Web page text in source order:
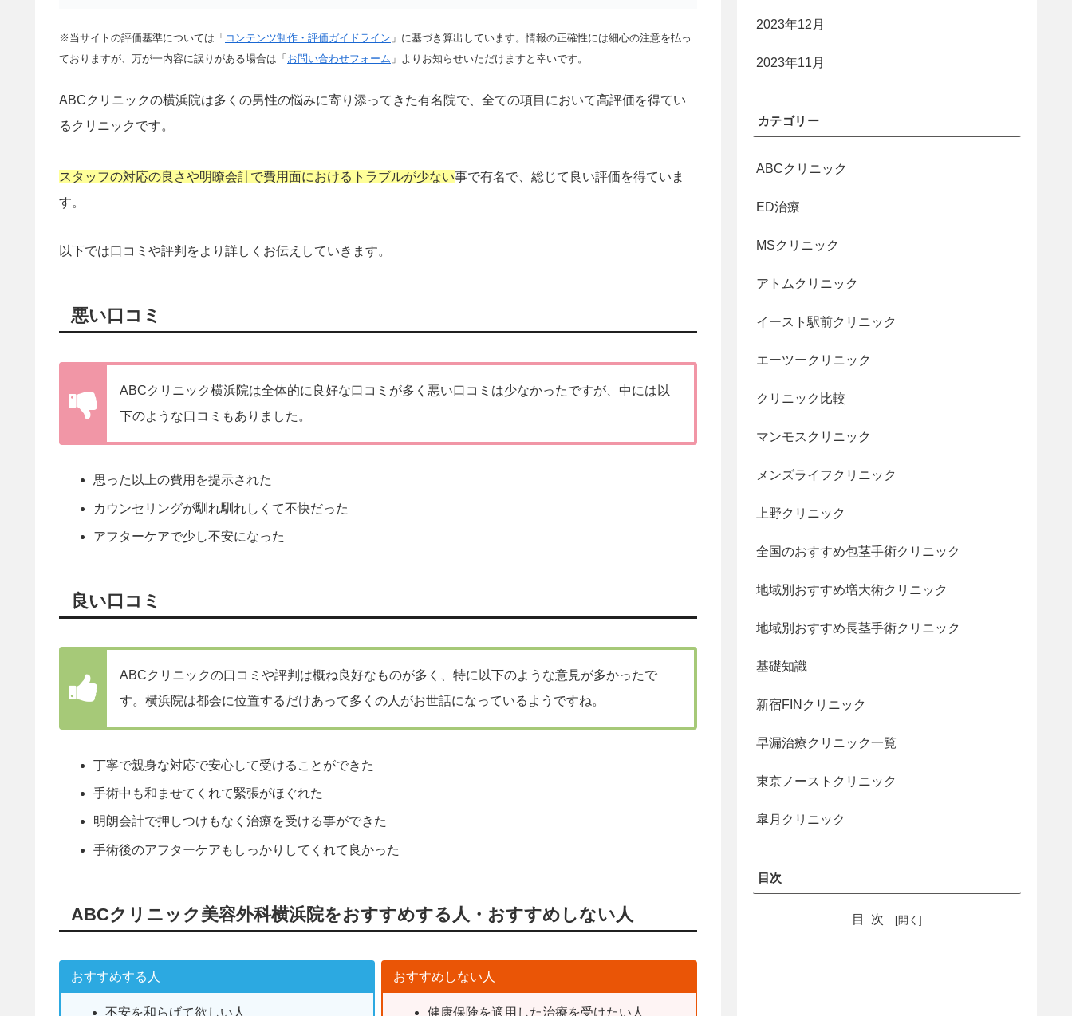
※当サイトの評価基準については「 コンテンツ制作・評価ガイドライン 」に基づき算出しています。情報の正確性には細心の注意を払っ
ておりますが、万が一内容に誤りがある場合は「お問い合わせフォーム 」よりお知らせいただけますと幸いです。
ABCクリニックの横浜院は多くの男性の悩みに寄り添ってきた有名院で、全ての項目において高評価を得てい
るクリニックです。
スタッフの対応の良さや明瞭会計で費用面におけるトラブルが少ない事で有名で、総じて良い評価を得ていま
す。
以下では口コミや評判をより詳しくお伝えしていきます。
悪い口コミ
ABCクリニック横浜院は全体的に良好な口コミが多く悪い口コミは少なかったですが、中には以
下のような口コミもありました。
思った以上の費用を提示された
カウンセリングが馴れ馴れしくて不快だった
アフターケアで少し不安になった
良い口コミ
ABCクリニックの口コミや評判は概ね良好なものが多く、特に以下のような意見が多かったで
す。横浜院は都会に位置するだけあって多くの人がお世話になっているようですね。
丁寧で親身な対応で安心して受けることができた
手術中も和ませてくれて緊張がほぐれた
明朗会計で押しつけもなく治療を受ける事ができた
手術後のアフターケアもしっかりしてくれて良かった
ABCクリニック美容外科横浜院をおすすめする人・おすすめしない人
おすすめする人
不安を和らげて欲しい人
おすすめしない人
健康保険を適用した治療を受けたい人
2023年12月
2023年11月
カテゴリー
ABCクリニック
ED治療
MSクリニック
アトムクリニック
イースト駅前クリニック
エーツークリニック
クリニック比較
マンモスクリニック
メンズライフクリニック
上野クリニック
全国のおすすめ包茎手術クリニック
地域別おすすめ増大術クリニック
地域別おすすめ長茎手術クリニック
基礎知識
新宿FINクリニック
早漏治療クリニック一覧
東京ノーストクリニック
皐月クリニック
目次
目次